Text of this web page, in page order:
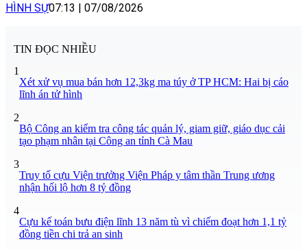
HÌNH SỰ07:13 07/08/2026
TIN ĐỌC NHIỀU
1
Xét xử vụ mua bán hơn 12,3kg ma túy ở TP HCM: Hai bị cáo
lĩnh án tử hình
2
Bộ Công an kiểm tra công tác quản lý, giam giữ, giáo dục cải
tạo phạm nhân tại Công an tỉnh Cà Mau
3
Truy tố cựu Viện trưởng Viện Pháp y tâm thần Trung ương
nhận hối lộ hơn 8 tỷ đồng
4
Cựu kế toán bưu điện lĩnh 13 năm tù vì chiếm đoạt hơn 1,1 tỷ
đồng tiền chi trả an sinh